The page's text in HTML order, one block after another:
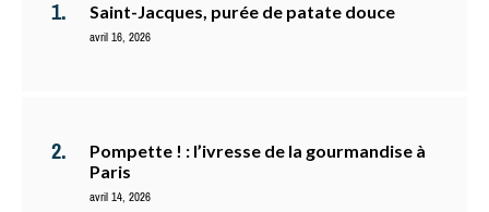
Saint-Jacques, purée de patate douce
avril 16, 2026
Pompette ! : l’ivresse de la gourmandise à
Paris
avril 14, 2026